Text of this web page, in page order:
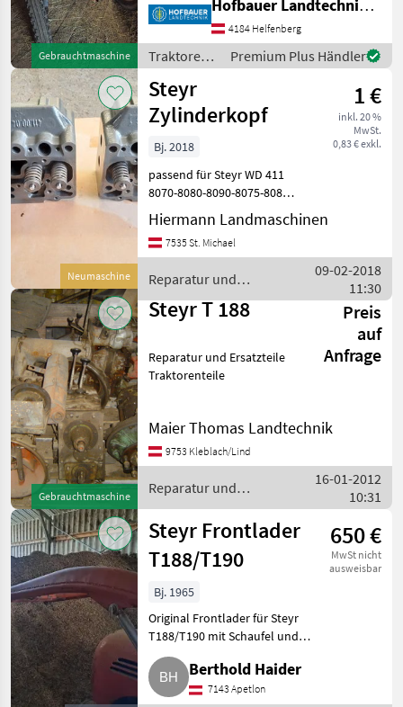
MARKTPLATZ
Marktplatz Händlerangebote Kleinanzeigen
Gebrauchtmaschine
Optisch zum richten !!!
Traktoren Oldtimer
Traktoren
Hofbauer Landtechnik GmbH
4184 Helfenberg
Traktoren /
Steyr
Premium Plus Händler
Neumaschine
Steyr
Zylinderkopf
1 €
inkl. 20 %
MwSt.
0,83 € exkl.
Bj. 2018
passend für Steyr WD 411
8070-8080-8090-8075-8085
mit oder ohne Turbo! für
T188 , T190, 540 auch
lagernd! Reparatur und
Hiermann Landmaschinen
7535 St. Michael
Reparatur und
Ersatzteile / Steyr
09-02-2018
11:30
Gebrauchtmaschine
Steyr T 188
Preis
auf
Anfrage
Reparatur und Ersatzteile
Traktorenteile
Maier Thomas Landtechnik
9753 Kleblach/Lind
Reparatur und
Ersatzteile / Steyr
16-01-2012
10:31
Steyr Frontlader
T188/T190
650 €
MwSt nicht
ausweisbar
Bj. 1965
Original Frontlader für Steyr
T188/T190 mit Schaufel und
Konsole. Traktorzubehör
FrontladerBerthold Haider
7143 Apetlon